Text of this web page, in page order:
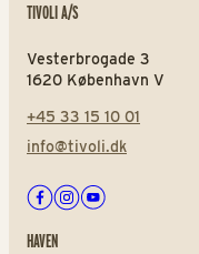
TIVOLI A/S
Vesterbrogade 3
1620 København V
+45 33 15 10 01
info@tivoli.dk
Facebook
Instagram
Youtube
HAVEN